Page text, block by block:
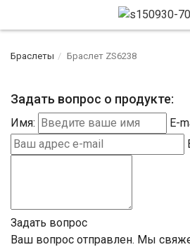
Браслеты Браслет ZS6238
Задать вопрос о продукте:
Имя:
E-
Задать вопрос
Ваш вопрос отправлен. Мы